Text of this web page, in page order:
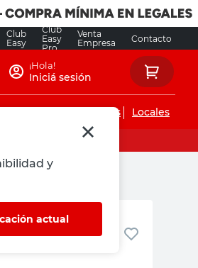
Club
Easy
Club
Easy
Pro
Venta
Empresa
Contacto
y
actual
¡Hola!
Iniciá sesión
de instalaciones Locales
Ph Mavi